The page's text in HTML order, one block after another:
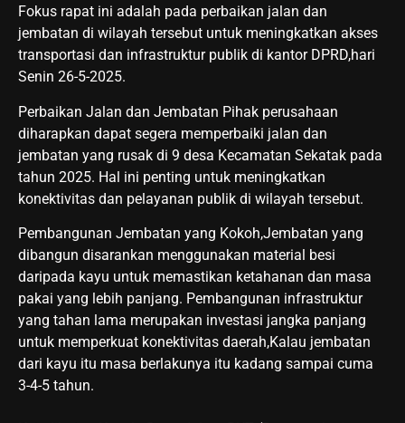
Fokus rapat ini adalah pada perbaikan jalan dan
jembatan di wilayah tersebut untuk meningkatkan akses
transportasi dan infrastruktur publik di kantor DPRD,hari
Senin 26-5-2025.
Perbaikan Jalan dan Jembatan Pihak perusahaan
diharapkan dapat segera memperbaiki jalan dan
jembatan yang rusak di 9 desa Kecamatan Sekatak pada
tahun 2025. Hal ini penting untuk meningkatkan
konektivitas dan pelayanan publik di wilayah tersebut.
Pembangunan Jembatan yang Kokoh,Jembatan yang
dibangun disarankan menggunakan material besi
daripada kayu untuk memastikan ketahanan dan masa
pakai yang lebih panjang. Pembangunan infrastruktur
yang tahan lama merupakan investasi jangka panjang
untuk memperkuat konektivitas daerah,Kalau jembatan
dari kayu itu masa berlakunya itu kadang sampai cuma
3-4-5 tahun.